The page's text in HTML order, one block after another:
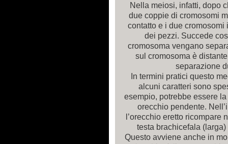
Nella meiosi, infatti, dopo
due coppie di cromosomi
contatto e i due
dei pezzi. Succede
cromosoma vengano
sul cromosoma è
separazione
In termini pratici questo
alcuni caratteri sono
esempio, potrebbe essere
orecchio pendente.
l’orecchio eretto ricompare
testa brachicefala
Questo avviene anche in